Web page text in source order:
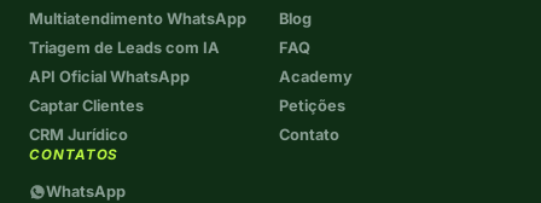
Multiatendimento WhatsApp
Triagem de Leads com IA
API Oficial WhatsApp
Captar Clientes
CRM Jurídico
Blog
FAQ
Academy
Petições
Contato
CONTATOS
WhatsApp